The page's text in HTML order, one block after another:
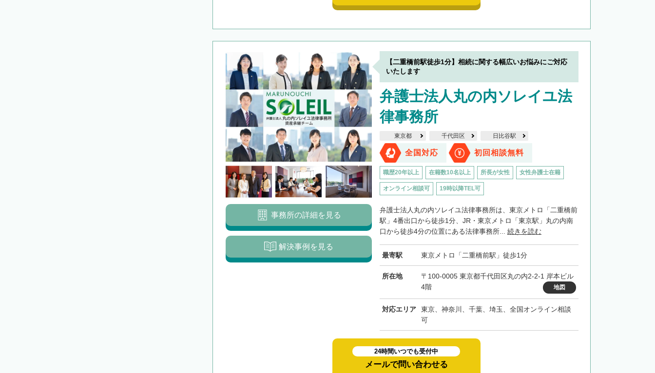
【二重橋前駅徒歩1分】相続に関する幅広いお悩みにご対応
いたします
弁護士法人丸の内ソレイユ法
律事務所
東京都 千代田区 日比谷駅
全国対応 初回相談無料
職歴20年以上 在籍数10名以上 所長が女性 女性弁護士在籍
オンライン相談可 19時以降TEL可
弁護士法人丸の内ソレイユ法律事務所は、東京メトロ「二重橋前
駅」4番出口から徒歩1分、JR・東京メトロ「東京駅」丸の内南
口から徒歩4分の位置にある法律事務所... 続きを読む
最寄駅 東京メトロ「二重橋前駅」徒歩1分
所在地
〒100-0005 東京都千代田区丸の内2-2-1 岸本ビル
4階
地図
対応エリア
東京、神奈川、千葉、埼玉、全国オンライン相談
可
事務所の詳細を見る
解決事例を見る
24時間いつでも受付中
メールで問い合わせる